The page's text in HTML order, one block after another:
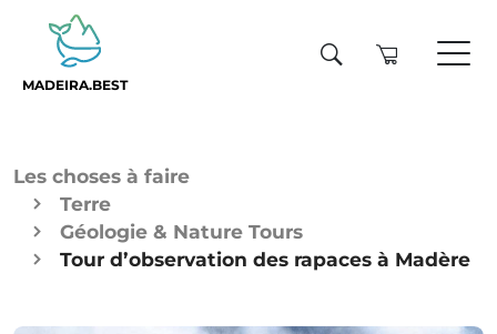
MADEIRA.BEST
Les choses à faire
Terre
Géologie & Nature Tours
Tour d’observation des rapaces à Madère